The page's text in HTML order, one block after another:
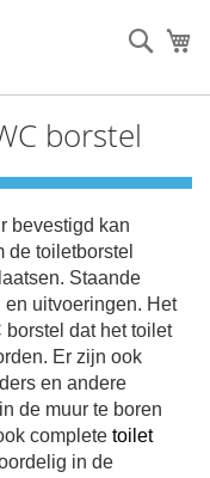
borstel
bevestigd kan
de toiletborstel
Staande
uitvoeringen. Het
dat het toilet
Er zijn ook
en andere
de muur te boren
complete toilet
in de